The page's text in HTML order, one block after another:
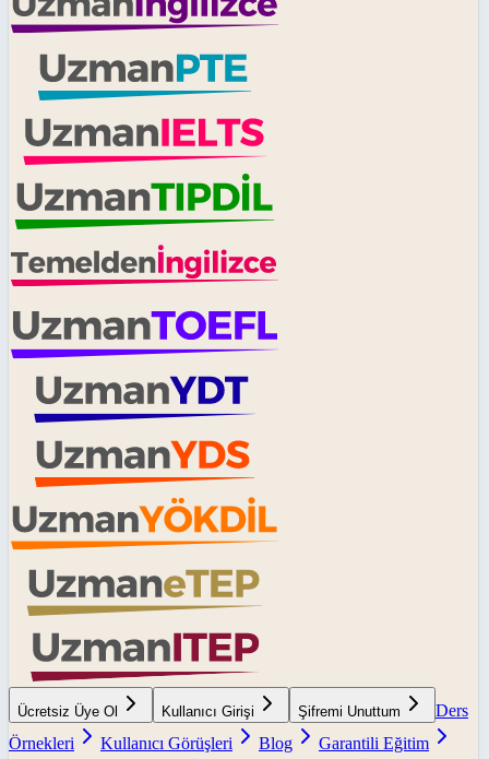
Ücretsiz Üye Ol Kullanıcı Girişi Şifremi Unuttum
Ders
Örnekleri
Kullanıcı Görüşleri Blog
Garantili Eğitim